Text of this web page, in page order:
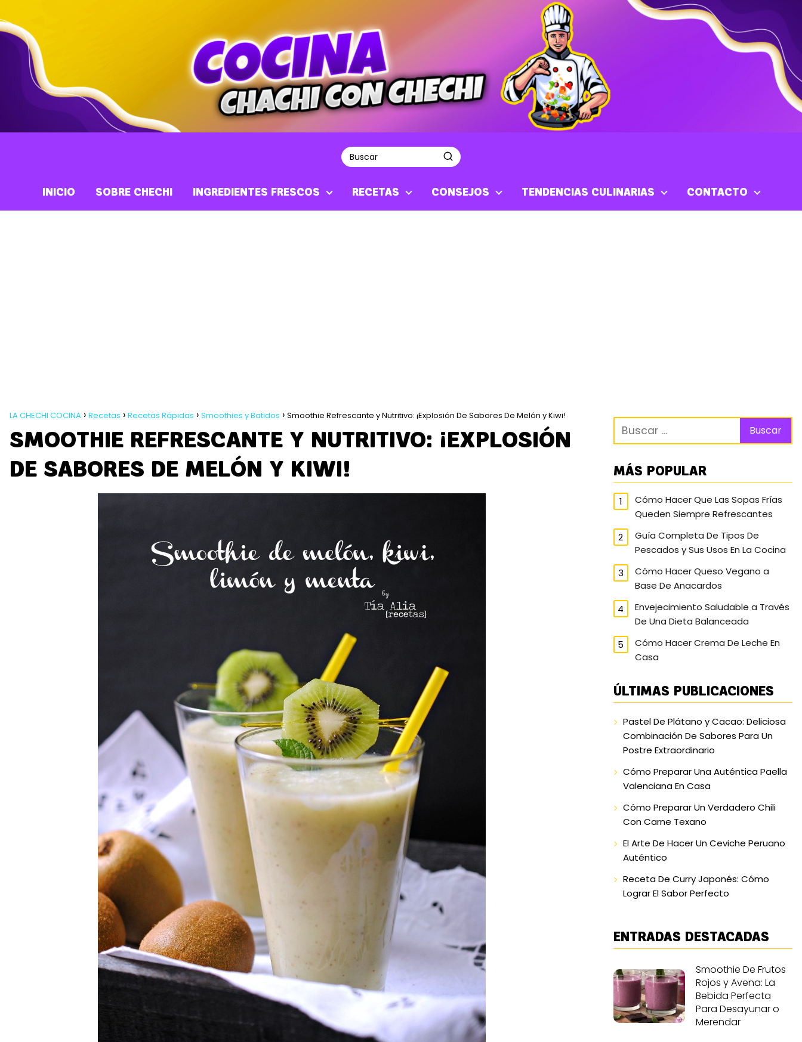
INICIO SOBRE CHECHI INGREDIENTES FRESCOS RECETAS CONSEJOS TENDENCIAS CULINARIAS CONTACTO
LA CHECHI COCINA Recetas Recetas Rápidas Smoothies y Batidos Smoothie Refrescante y Nutritivo: ¡Explosión De Sabores De Melón y Kiwi!
SMOOTHIE REFRESCANTE Y NUTRITIVO: ¡EXPLOSIÓN
DE SABORES DE MELÓN Y KIWI!
MÁS POPULAR
Cómo Hacer Que Las Sopas Frías
Queden Siempre Refrescantes
Guía Completa De Tipos De
Pescados y Sus Usos En La Cocina
Cómo Hacer Queso Vegano a
Base De Anacardos
Envejecimiento Saludable a Través
De Una Dieta Balanceada
Cómo Hacer Crema De Leche En
Casa
ÚLTIMAS PUBLICACIONES
Pastel De Plátano y Cacao: Deliciosa
Combinación De Sabores Para Un
Postre Extraordinario
Cómo Preparar Una Auténtica Paella
Valenciana En Casa
Cómo Preparar Un Verdadero Chili
Con Carne Texano
El Arte De Hacer Un Ceviche Peruano
Auténtico
Receta De Curry Japonés: Cómo
Lograr El Sabor Perfecto
ENTRADAS DESTACADAS
Smoothie De Frutos
Rojos y Avena: La
Bebida Perfecta
Para Desayunar o
Merendar